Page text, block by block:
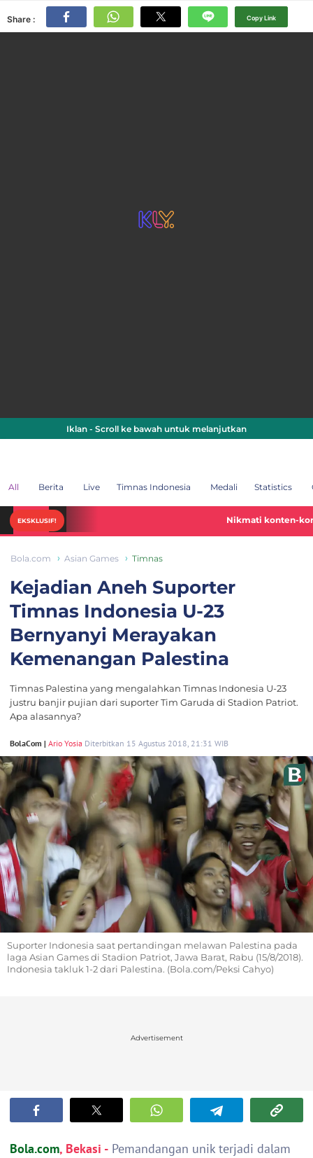
Share : Copy Link
Iklan - Scroll ke bawah untuk melanjutkan
All Berita Live Timnas Indonesia Medali Statistics
EKSKLUSIF! Nikmati konten-konten Piala
Bola.com Asian Games Timnas
Kejadian Aneh Suporter
Timnas Indonesia U-23
Bernyanyi Merayakan
Kemenangan Palestina
Timnas Palestina yang mengalahkan Timnas Indonesia U-23
justru banjir pujian dari suporter Tim Garuda di Stadion Patriot.
Apa alasannya?
BolaCom | Ario Yosia Diterbitkan 15 Agustus 2018, 21:31 WIB
Suporter Indonesia saat pertandingan melawan Palestina pada
laga Asian Games di Stadion Patriot, Jawa Barat, Rabu (15/8/2018).
Indonesia takluk 1-2 dari Palestina. (Bola.com/Peksi Cahyo)
Advertisement
Bola.com, Bekasi - Pemandangan unik terjadi dalam